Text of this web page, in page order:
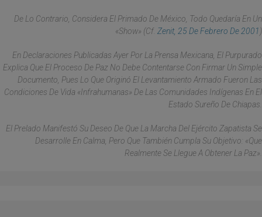
De Lo Contrario, Considera El Primado De México, Todo Quedaría En Un
«show» (Cf. Zenit, 25 De Febrero De 2001 )
En Declaraciones Publicadas Ayer Por La Prensa Mexicana, El Purpurado
Explica Que El Proceso De Paz No Debe Contentarse Con Firmar Un Simple
Documento, Pues Lo Que Originó El Levantamiento Armado Fueron Las
Condiciones De Vida «infrahumanas» De Las Comunidades Indígenas En El
Estado Sureño De Chiapas.
El Prelado Manifestó Su Deseo De Que La Marcha Del Ejército Zapatista Se
Desarrolle En Calma, Pero Que También Cumpla Su Objetivo: «Que
Realmente Se Llegue A Obtener La Paz».